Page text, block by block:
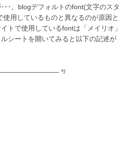
･･。blogデフォルトのfont(文字のスタ
用しているものと異なるのが原因と
トで使用しているfontは「メイリオ」
シートを開いてみると以下の記述が
*/